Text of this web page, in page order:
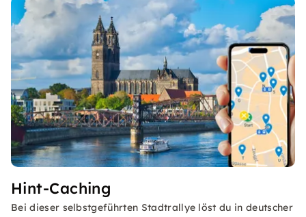
Hint-Caching
Bei dieser selbstgeführten Stadtrallye löst du in deutscher